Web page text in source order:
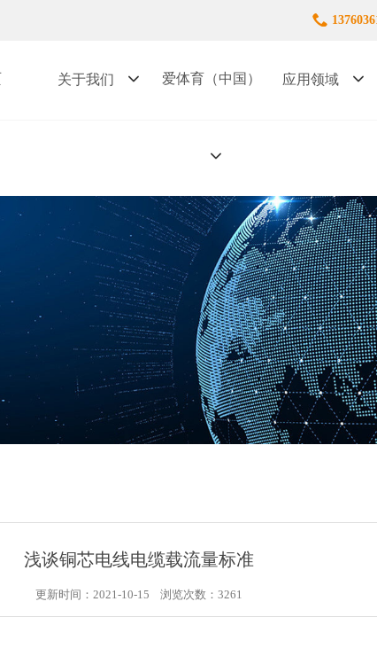
关于我们 爱体育（中国） 应用领域
浅谈铜芯电线电缆载流量标准
更新时间：2021-10-15 浏览次数： 3261